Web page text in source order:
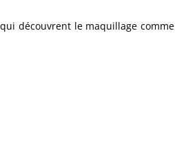
découvrent le maquillage comme